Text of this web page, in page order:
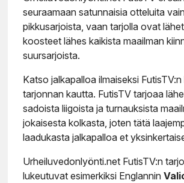
seuraamaan satunnaisia otteluita
pikkusarjoista, vaan tarjolla ovat
koosteet lähes kaikista maailman
suursarjoista.
Katso jalkapalloa ilmaiseksi
tarjonnan kautta. FutisTV tarjoaa
sadoista liigoista ja turnauksista
jokaisesta kolkasta, joten tätä
laadukasta jalkapalloa et
Urheiluvedonlyönti.net FutisTV:n
lukeutuvat esimerkiksi Englannin